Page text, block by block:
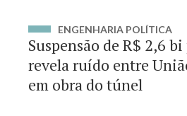
ENGENHARIA POLÍTICA
Suspensão de R$ 2,6
revela ruído entre
em obra do túnel